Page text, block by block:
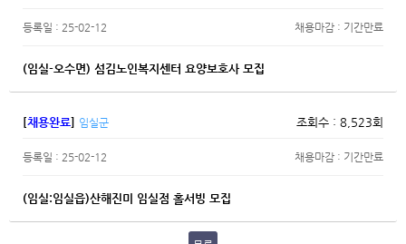
등록일 : 25-02-12 채용마감 : 기간만료
(임실-오수면) 섬김노인복지센터 요양보호사 모집
[채용완료] 임실군 조회수 : 8,523회
등록일 : 25-02-12 채용마감 : 기간만료
(임실:임실읍)산해진미 임실점 홀서빙 모집